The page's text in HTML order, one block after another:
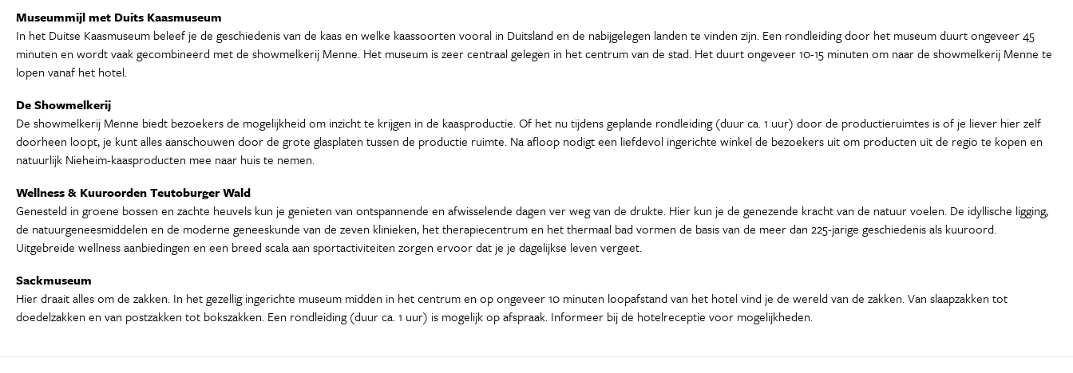
Museummijl met Duits Kaasmuseum
In het Duitse Kaasmuseum beleef je de geschiedenis van de kaas en welke kaassoorten vooral in Duitsland en de nabijgelegen landen te vinden zijn. Een rondleiding door het museum duurt ongeveer 45
minuten en wordt vaak gecombineerd met de showmelkerij Menne. Het museum is zeer centraal gelegen in het centrum van de stad. Het duurt ongeveer 10-15 minuten om naar de showmelkerij Menne te
lopen vanaf het hotel.
De Showmelkerij
De showmelkerij Menne biedt bezoekers de mogelijkheid om inzicht te krijgen in de kaasproductie. Of het nu tijdens geplande rondleiding (duur ca. 1 uur) door de productieruimtes is of je liever hier zelf
doorheen loopt, je kunt alles aanschouwen door de grote glasplaten tussen de productie ruimte. Na afloop nodigt een liefdevol ingerichte winkel de bezoekers uit om producten uit de regio te kopen en
natuurlijk Nieheim-kaasproducten mee naar huis te nemen.
Wellness & Kuuroorden Teutoburger Wald
Genesteld in groene bossen en zachte heuvels kun je genieten van ontspannende en afwisselende dagen ver weg van de drukte. Hier kun je de genezende kracht van de natuur voelen. De idyllische ligging,
de natuurgeneesmiddelen en de moderne geneeskunde van de zeven klinieken, het therapiecentrum en het thermaal bad vormen de basis van de meer dan 225-jarige geschiedenis als kuuroord.
Uitgebreide wellness aanbiedingen en een breed scala aan sportactiviteiten zorgen ervoor dat je je dagelijkse leven vergeet.
Sackmuseum
Hier draait alles om de zakken. In het gezellig ingerichte museum midden in het centrum en op ongeveer 10 minuten loopafstand van het hotel vind je de wereld van de zakken. Van slaapzakken tot
doedelzakken en van postzakken tot bokszakken. Een rondleiding (duur ca. 1 uur) is mogelijk op afspraak. Informeer bij de hotelreceptie voor mogelijkheden.